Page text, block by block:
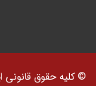
© کلیه حقوق قانونی